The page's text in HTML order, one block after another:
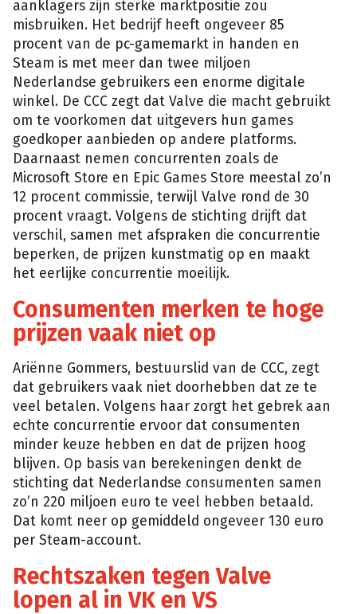
aanklagers zijn sterke marktpositie zou
misbruiken. Het bedrijf heeft ongeveer 85
procent van de pc-gamemarkt in handen en
Steam is met meer dan twee miljoen
Nederlandse gebruikers een enorme digitale
winkel. De CCC zegt dat Valve die macht gebruikt
om te voorkomen dat uitgevers hun games
goedkoper aanbieden op andere platforms.
Daarnaast nemen concurrenten zoals de
Microsoft Store en Epic Games Store meestal zo’n
12 procent commissie, terwijl Valve rond de 30
procent vraagt. Volgens de stichting drijft dat
verschil, samen met afspraken die concurrentie
beperken, de prijzen kunstmatig op en maakt
het eerlijke concurrentie moeilijk.
Consumenten merken te hoge
prijzen vaak niet op
Ariënne Gommers, bestuurslid van de CCC, zegt
dat gebruikers vaak niet doorhebben dat ze te
veel betalen. Volgens haar zorgt het gebrek aan
echte concurrentie ervoor dat consumenten
minder keuze hebben en dat de prijzen hoog
blijven. Op basis van berekeningen denkt de
stichting dat Nederlandse consumenten samen
zo’n 220 miljoen euro te veel hebben betaald.
Dat komt neer op gemiddeld ongeveer 130 euro
per Steam-account.
Rechtszaken tegen Valve
lopen al in VK en VS